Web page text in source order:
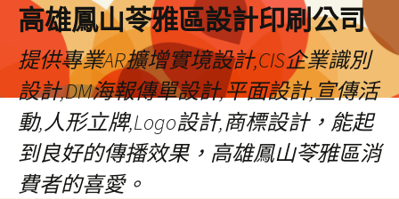
高雄鳳山苓雅區設計印刷公司
提供專業AR擴增實境設計,CIS企業識別
設計,DM海報傳單設計,平面設計,宣傳活
動,人形立牌,Logo設計,商標設計，能起
到良好的傳播效果，高雄鳳山苓雅區消
費者的喜愛。